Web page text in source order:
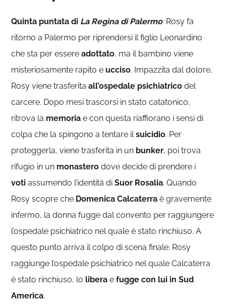
Quinta puntata di La Regina di Palermo: Rosy fa
ritorno a Palermo per riprendersi il figlio Leonardino
che sta per essereadottato, ma il bambino viene
misteriosamente rapito eucciso. Impazzita dal dolore,
Rosy viene trasferitaall’ospedale psichiatrico del
carcere. Dopo mesi trascorsi in stato catatonico,
ritrova la memoria e con questa riaffiorano i sensi di
colpa che la spingono a tentare ilsuicidio. Per
proteggerla, viene trasferita in un bunker, poi trova
rifugio in un monastero dove decide di prendere i
votiassumendo l’identità diSuor Rosalia. Quando
Rosy scopre che Domenica Calcaterra è gravemente
infermo, la donna fugge dal convento per raggiungere
l’ospedale psichiatrico nel quale è stato rinchiuso. A
questo punto arriva il colpo di scena finale: Rosy
raggiunge l’ospedale psichiatrico nel quale Calcaterra
è stato rinchiuso, lo libera efugge con lui in Sud
America.